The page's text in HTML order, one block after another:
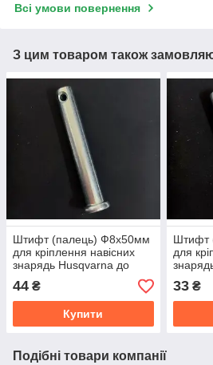
Всі умови повернення
З цим товаром також
Штифт (палець) Ф8x50мм
для кріплення навісних
знарядь Husqvarna до
зчіпки
44 ₴
Купити
Штифт
для
зчіпки
33₴
Подібні товари компанії